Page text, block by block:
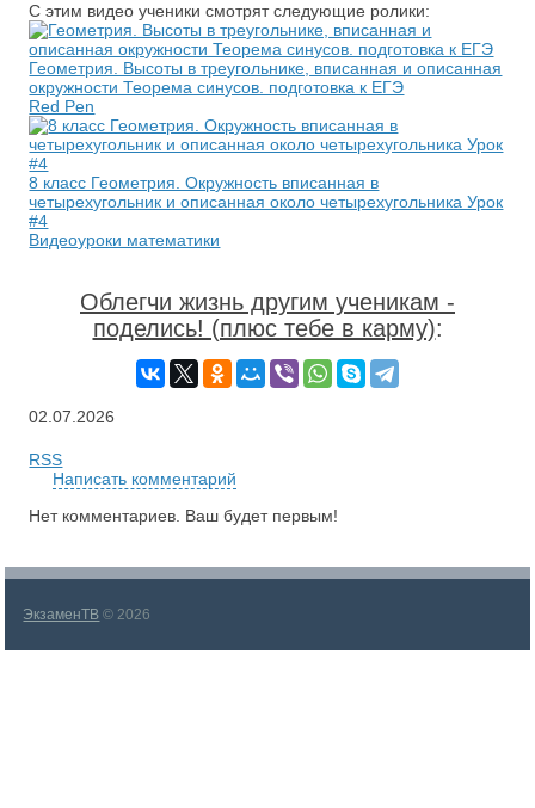
С этим видео ученики смотрят следующие ролики:
Геометрия. Высоты в треугольнике, вписанная и описанная
окружности Теорема синусов. подготовка к ЕГЭ
Red Pen
8 класс Геометрия. Окружность вписанная в
четырехугольник и описанная около четырехугольника Урок
#4
Видеоуроки математики
Облегчи жизнь другим ученикам -
поделись! (плюс тебе в карму):
02.07.2026
RSS
Написать комментарий
Нет комментариев. Ваш будет первым!
ЭкзаменТВ © 2026